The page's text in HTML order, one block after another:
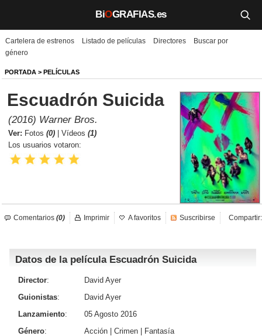
BiOGRAFIAS.es
Biografías
Películas
TV
Música
Un día como hoy
Iniciar sesión Crear cuenta
Cartelera de estrenos Listado de películas Directores
Buscar por
género
PORTADA > PELÍCULAS
Escuadrón Suicida
(2016) Warner Bros.
Ver: Fotos (0) Vídeos (1)
Los usuarios votaron:
Comentarios (0) Compartir:
Imprimir A favoritos Suscribirse
Datos de la película Escuadrón Suicida
Director:
David Ayer
Guionistas:
David Ayer
Lanzamiento:
05 Agosto 2016
Género: Acción Crimen
Fantasía